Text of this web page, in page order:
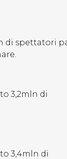
di spettatori
3,2mln di
3,4mln di